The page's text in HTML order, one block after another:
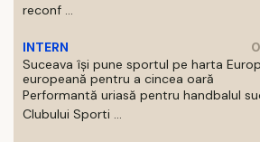
reconf ...
INTERN
Suceava își pune sportul pe harta
europeană pentru a cincea oară
Performantă uriasă pentru handbalul
Clubului Sporti ...